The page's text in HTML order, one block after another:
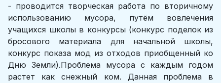
- проводится творческая работа по вторичному
использованию мусора, путём вовлечения
учащихся школы в конкурсы (конкурс поделок из
бросового материала для начальной школы,
конкурс показа мод из отходов приобщенный ко
Дню Земли).Проблема мусора с каждым годом
растет как снежный ком. Данная проблема в